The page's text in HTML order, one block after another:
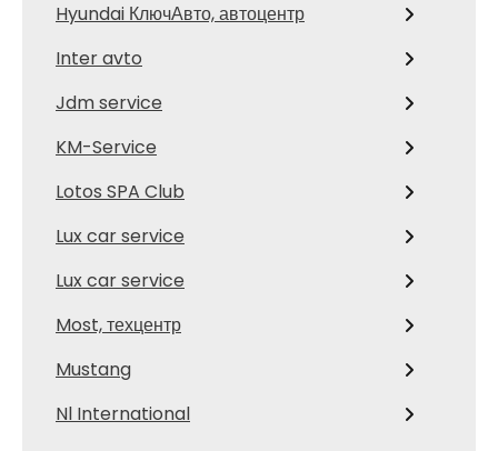
Hyundai КлючАвто, автоцентр
Inter avto
Jdm service
KM-Service
Lotos SPA Club
Lux car service
Lux car service
Most, техцентр
Mustang
Nl International